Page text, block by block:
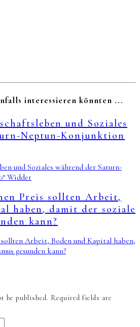
interessieren könnten ...
und Soziales
Neptun-Konjunktion
und Soziales während der Saturn-
Widder
Preis sollten Arbeit,
haben, damit der soziale
kann?
sollten Arbeit, Boden und Kapital haben,
gesunden kann?
be published. Required fields are